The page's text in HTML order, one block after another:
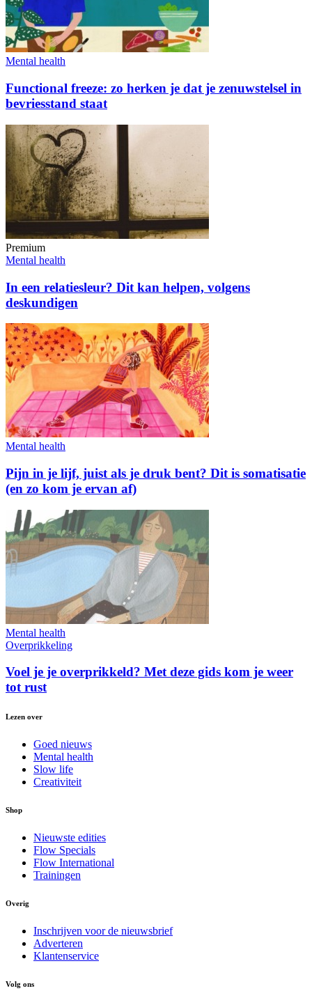
Mental health
Functional freeze: zo herken je dat je zenuwstelsel in
bevriesstand staat
Premium
Mental health
In een relatiesleur? Dit kan helpen, volgens
deskundigen
Mental health
Pijn in je lijf, juist als je druk bent? Dit is somatisatie
(en zo kom je ervan af)
Mental health
Overprikkeling
Voel je je overprikkeld? Met deze gids kom je weer
tot rust
Lezen over
Goed nieuws
Mental health
Slow life
Creativiteit
Shop
Nieuwste edities
Flow Specials
Flow International
Trainingen
Overig
Inschrijven voor de nieuwsbrief
Adverteren
Klantenservice
Volg ons